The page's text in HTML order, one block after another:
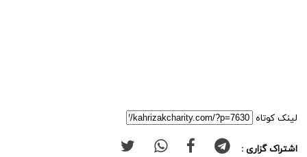
لینک کوتاه
اشتراک گزاری :